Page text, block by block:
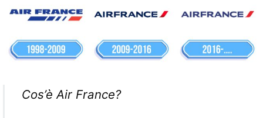
Cos’è Air France?